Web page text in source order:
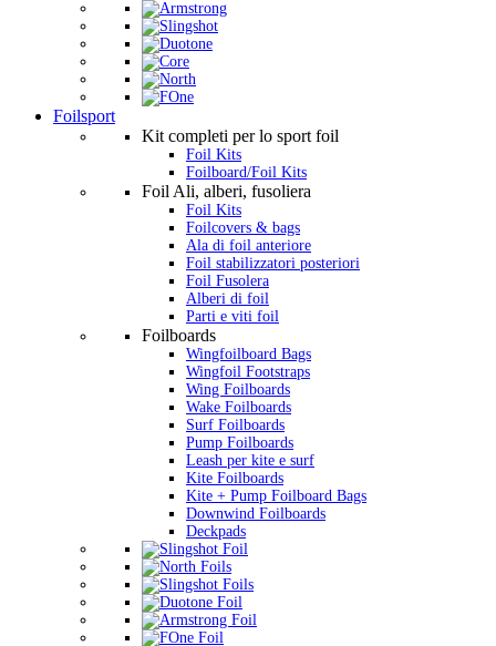
Foilsport
Kit completi per lo sport foil
Foil Kits
Foilboard/Foil Kits
Foil Ali, alberi, fusoliera
Foil Kits
Foilcovers & bags
Ala di foil anteriore
Foil stabilizzatori posteriori
Foil Fusolera
Alberi di foil
Parti e viti foil
Foilboards
Wingfoilboard Bags
Wingfoil Footstraps
Wing Foilboards
Wake Foilboards
Surf Foilboards
Pump Foilboards
Leash per kite e surf
Kite Foilboards
Kite + Pump Foilboard Bags
Downwind Foilboards
Deckpads